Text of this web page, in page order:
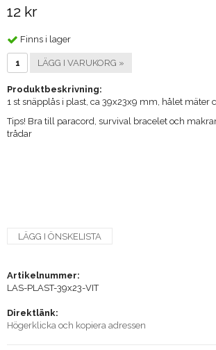
12 kr
Finns i lager
LÄGG I VARUKORG »
Produktbeskrivning:
1 st snäpplås i plast, ca 39x23x9 mm, hålet mäter
Tips! Bra till paracord, survival bracelet och
trådar
LÄGG I ÖNSKELISTA
Artikelnummer:
LAS-PLAST-39x23-VIT
Direktlänk:
Högerklicka och kopiera adressen